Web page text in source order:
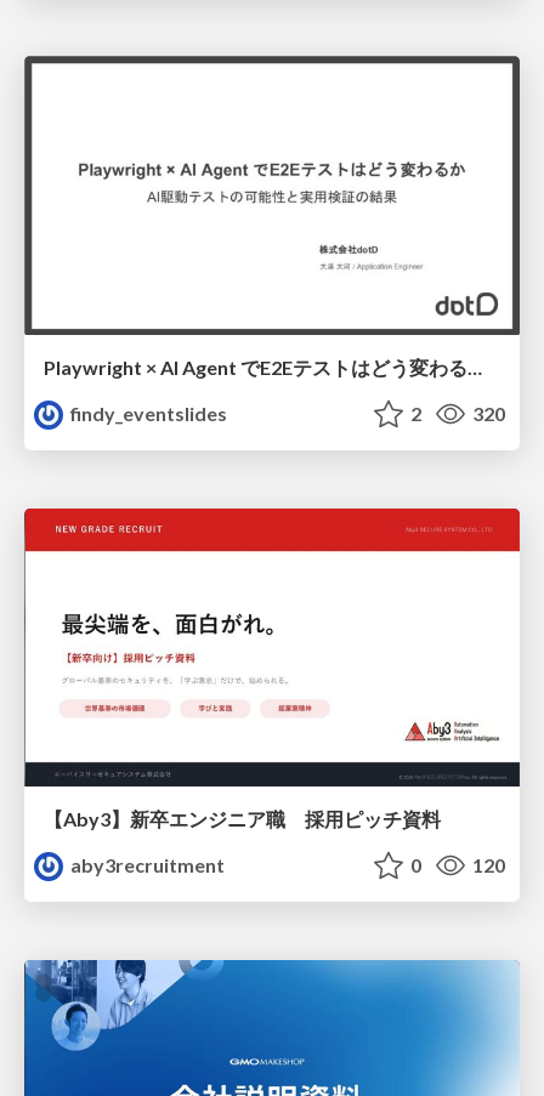
findy_eventslides
2 320
【Aby3】新卒エンジニア職 採用ピッチ資料
aby3recruitment
0 120